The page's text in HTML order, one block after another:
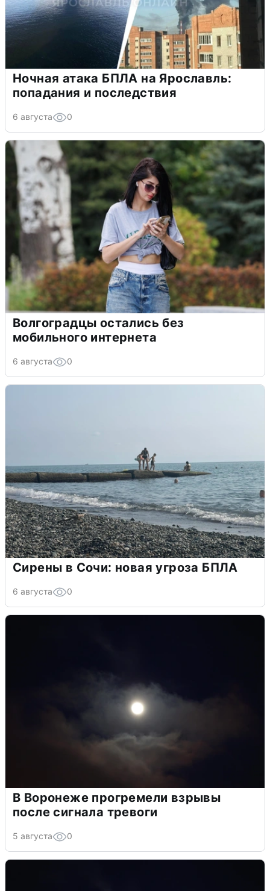
Ночная атака БПЛА на Ярославль:
попадания и последствия
6 августа 0
Волгоградцы остались без
мобильного интернета
6 августа 0
Сирены в Сочи: новая угроза БПЛА
6 августа 0
В Воронеже прогремели взрывы
после сигнала тревоги
5 августа 0